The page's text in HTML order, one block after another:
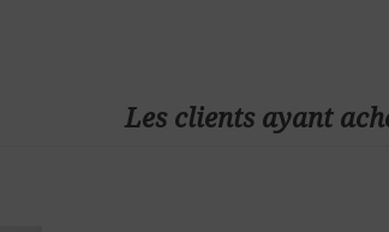
Les clients ayant